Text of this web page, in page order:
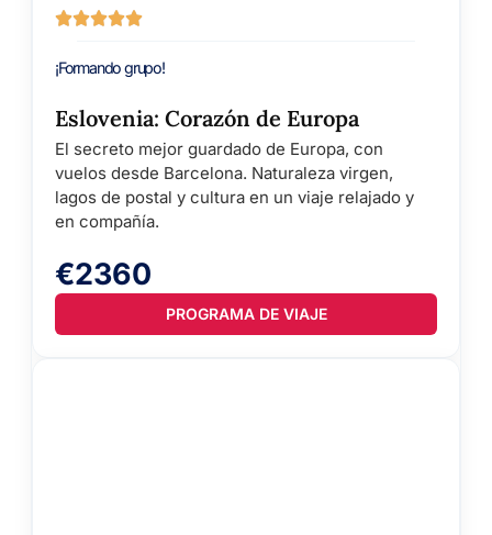
¡Formando grupo!
Eslovenia: Corazón de Europa
El secreto mejor guardado de Europa, con
vuelos desde Barcelona. Naturaleza virgen,
lagos de postal y cultura en un viaje relajado y
en compañía.
€2360
PROGRAMA DE VIAJE